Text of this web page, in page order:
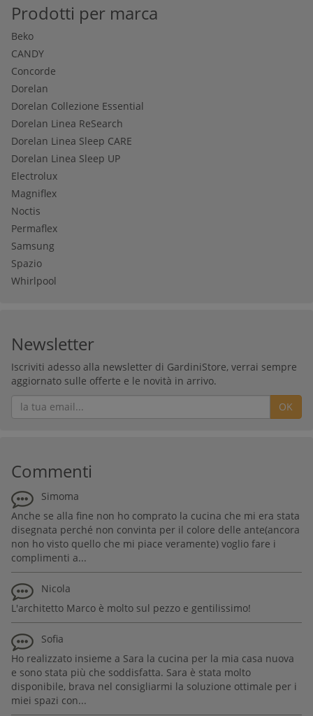
Prodotti per marca
Beko
CANDY
Concorde
Dorelan
Dorelan Collezione Essential
Dorelan Linea ReSearch
Dorelan Linea Sleep CARE
Dorelan Linea Sleep UP
Electrolux
Magniflex
Noctis
Permaflex
Samsung
Spazio
Whirlpool
Newsletter
Iscriviti adesso alla newsletter di GardiniStore, verrai sempre
aggiornato sulle offerte e le novità in arrivo.
OK
Commenti
Simoma
Anche se alla fine non ho comprato la cucina che mi era stata
disegnata perché non convinta per il colore delle ante(ancora
non ho visto quello che mi piace veramente) voglio fare i
complimenti a...
Nicola
L'architetto Marco è molto sul pezzo e gentilissimo!
Sofia
Ho realizzato insieme a Sara la cucina per la mia casa nuova
e sono stata più che soddisfatta. Sara è stata molto
disponibile, brava nel consigliarmi la soluzione ottimale per i
miei spazi con...